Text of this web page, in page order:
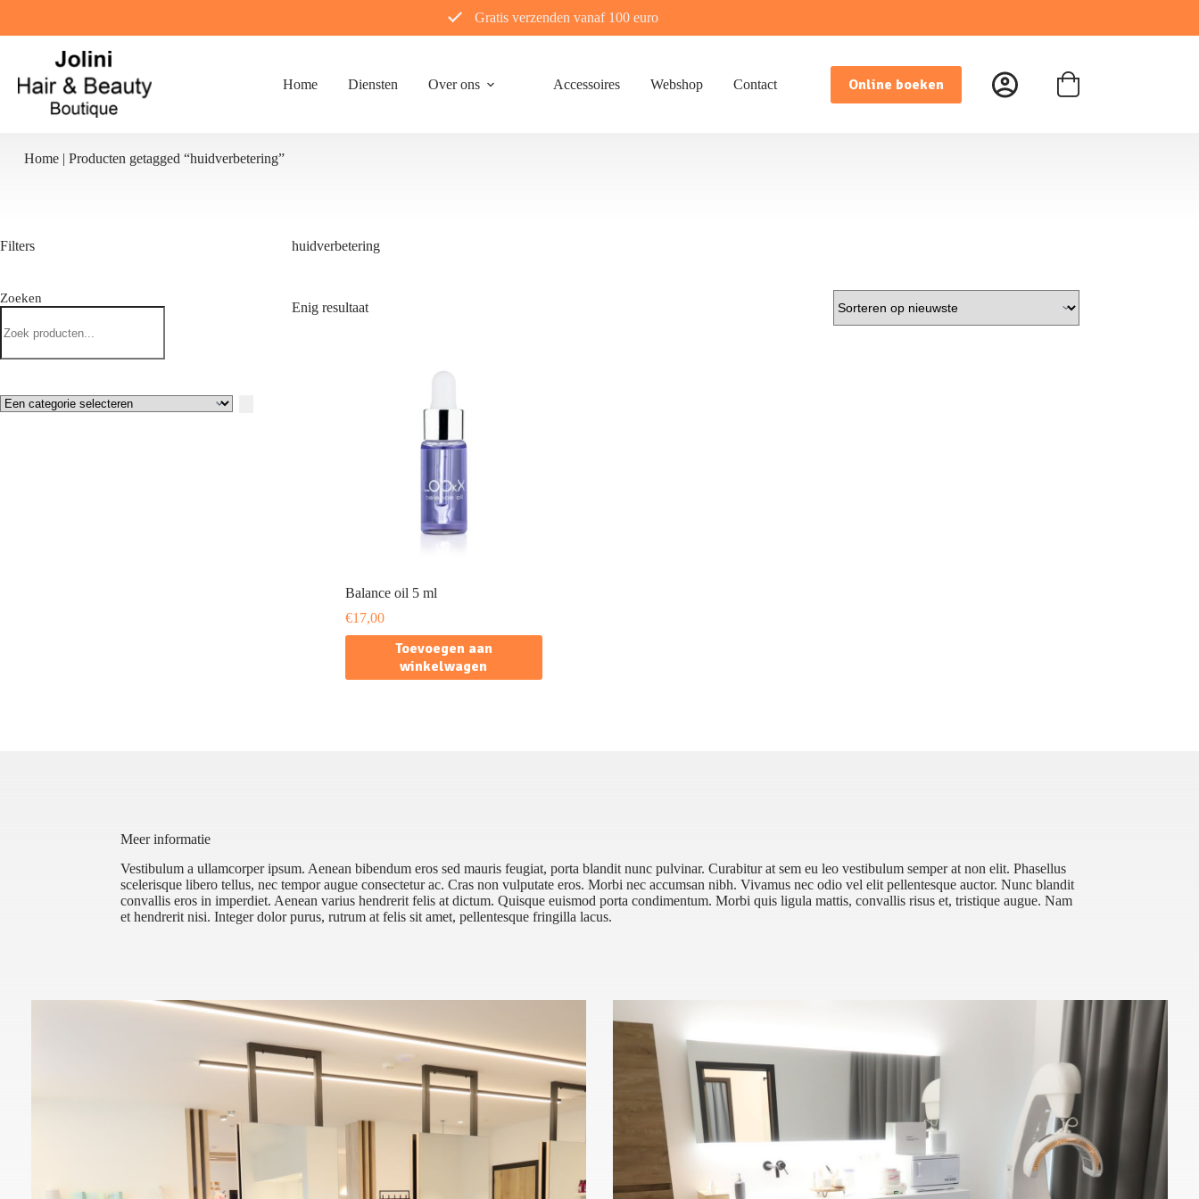
de
Gratis verzenden vanaf 100 euro
Home Diensten Over ons Accessoires Webshop Contact Online boeken Winkelwagen
Home | Producten getagged “huidverbetering”
huidverbetering
Enig resultaat
Balance oil 5 ml
€17,00
Toevoegen aan
winkelwagen
Filters
Zoeken
Een
categorie
Meer informatie
Vestibulum a ullamcorper ipsum. Aenean bibendum eros sed mauris feugiat, porta blandit nunc pulvinar. Curabitur at sem eu leo vestibulum semper at non elit. Phasellus
scelerisque libero tellus, nec tempor augue consectetur ac. Cras non vulputate eros. Morbi nec accumsan nibh. Vivamus nec odio vel elit pellentesque auctor. Nunc blandit
convallis eros in imperdiet. Aenean varius hendrerit felis at dictum. Quisque euismod porta condimentum. Morbi quis ligula mattis, convallis risus et, tristique augue. Nam
et hendrerit nisi. Integer dolor purus, rutrum at felis sit amet, pellentesque fringilla lacus.